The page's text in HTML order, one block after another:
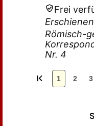
Frei
Römisch-
Nr. 4
1 2 3